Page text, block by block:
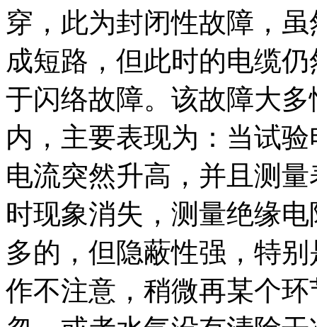
穿，此为封闭性故障，
成短路，但此时的电缆
于闪络故障。该故障大
内，主要表现为：当试
电流突然升高，并且测
时现象消失，测量绝缘
多的，但隐蔽性强，特
作不注意，稍微再某个